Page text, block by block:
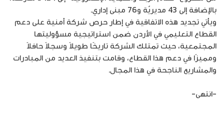
بالإضافة إلى 43 مديريّة و76 مبنى إداري.
ويأتي تجديد هذه الاتفاقية في إطار حرص شركة أمنية على دعم
القطاع التعليمي في الأردن ضمن استراتيجية مسؤوليتها
المجتمعية، حيث تمتلك الشركة تاريخًا طويلاً وسجلاً حافلاً
ومميزًا في دعم هذا القطاع، وقامت بتنفيذ العديد من المبادرات
والمشاريع الناجحة في هذا المجال.
-انتهى-